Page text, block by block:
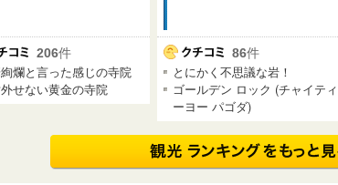
206件
爛と言った感じの寺院
せない黄金の寺院
86件
とにかく不思議な岩！
ゴールデン ロック (チャイティ
ーヨー パゴダ)